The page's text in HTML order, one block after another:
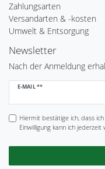
Zahlungsarten
Versandarten & -kosten
Umwelt & Entsorgung
Newsletter
Nach der Anmeldung
E-MAIL **
Newsletter
Hiermit bestätige ich, dass
Einwilligung kann ich